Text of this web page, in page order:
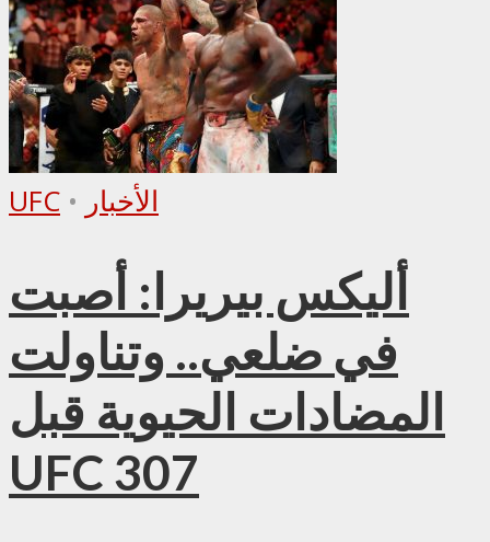
UFC • الأخبار
أليكس بيريرا: أصبت
في ضلعي.. وتناولت
المضادات الحيوية قبل
UFC 307